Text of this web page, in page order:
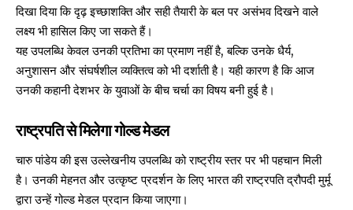
दिखा दिया कि दृढ़ इच्छाशक्ति और सही तैयारी के बल पर असंभव दिखने वाले
लक्ष्य भी हासिल किए जा सकते हैं।
यह उपलब्धि केवल उनकी प्रतिभा का प्रमाण नहीं है, बल्कि उनके धैर्य,
अनुशासन और संघर्षशील व्यक्तित्व को भी दर्शाती है। यही कारण है कि आज
उनकी कहानी देशभर के युवाओं के बीच चर्चा का विषय बनी हुई है।
राष्ट्रपति से मिलेगा गोल्ड मेडल
चारु पांडेय की इस उल्लेखनीय उपलब्धि को राष्ट्रीय स्तर पर भी पहचान मिली
है। उनकी मेहनत और उत्कृष्ट प्रदर्शन के लिए भारत की राष्ट्रपति द्रौपदी मुर्मू
द्वारा उन्हें गोल्ड मेडल प्रदान किया जाएगा।